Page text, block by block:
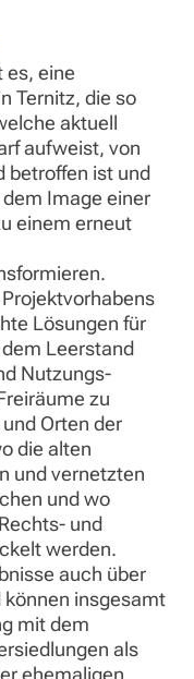
es, eine
Ternitz, die so
aktuell
aufweist, von
betroffen ist und
Image einer
einem erneut
Lösungen für
Leerstand
Nutzungs-
zu
Orten der
die alten
und vernetzten
und wo
und
werden.
auch über
können insgesamt
mit dem
als
ehemaligen